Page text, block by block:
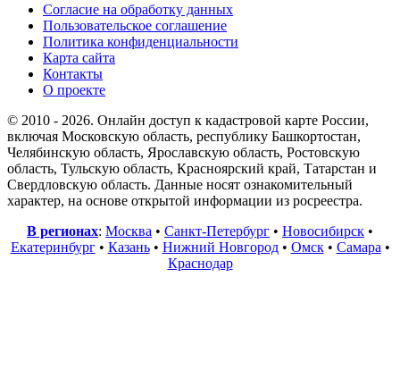
Согласие на обработку данных
Пользовательское соглашение
Политика конфиденциальности
Карта сайта
Контакты
О проекте
© 2010 - 2026. Онлайн доступ к кадастровой карте России,
включая Московскую область, республику Башкортостан,
Челябинскую область, Ярославскую область, Ростовскую
область, Тульскую область, Красноярский край, Татарстан и
Свердловскую область. Данные носят ознакомительный
характер, на основе открытой информации из росреестра.
В регионах: Москва • Санкт-Петербург • Новосибирск •
Екатеринбург• Казань• Нижний Новгород• Омск• Самара •
Краснодар